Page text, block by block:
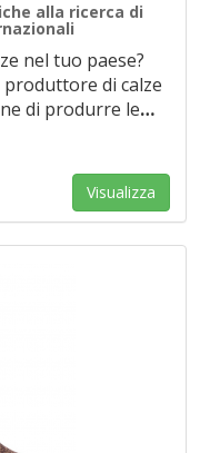
alla ricerca di
nel tuo paese?
di calze
di produrre le…
Visualizza